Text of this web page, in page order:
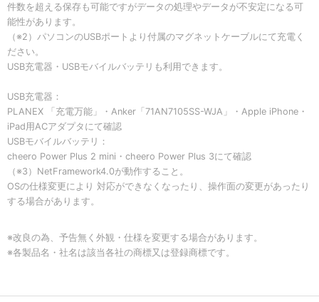
件数を超える保存も可能ですがデータの処理やデータが不安定になる可
能性があります。
（※2）パソコンのUSBポートより付属のマグネットケーブルにて充電く
ださい。
USB充電器・USBモバイルバッテリも利用できます。
USB充電器：
PLANEX 「充電万能」・Anker「71AN7105SS-WJA」・Apple iPhone・
iPad用ACアダプタにて確認
USBモバイルバッテリ：
cheero Power Plus 2 mini・cheero Power Plus 3にて確認
（※3）NetFramework4.0が動作すること。
OSの仕様変更により 対応ができなくなったり、操作面の変更があったり
する場合があります。
※改良の為、予告無く外観・仕様を変更する場合があります。
※各製品名・社名は該当各社の商標又は登録商標です。